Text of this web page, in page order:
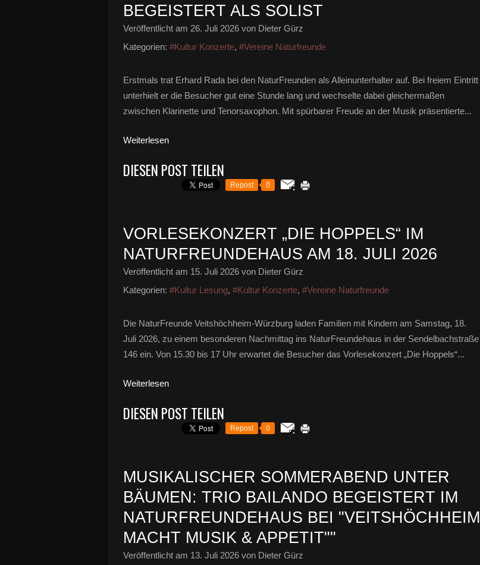
BEGEISTERT ALS SOLIST
Veröffentlicht am 26. Juli 2026 von Dieter Gürz
Kategorien: #Kultur Konzerte, #Vereine Naturfreunde
Erstmals trat Erhard Rada bei den NaturFreunden als Alleinunterhalter auf. Bei freiem Eintritt
unterhielt er die Besucher gut eine Stunde lang und wechselte dabei gleichermaßen
zwischen Klarinette und Tenorsaxophon. Mit spürbarer Freude an der Musik präsentierte...
Weiterlesen
DIESEN POST TEILEN
Repost 0
VORLESEKONZERT „DIE HOPPELS“ IM
NATURFREUNDEHAUS AM 18. JULI 2026
Veröffentlicht am 15. Juli 2026 von Dieter Gürz
Kategorien: #Kultur Lesung, #Kultur Konzerte, #Vereine Naturfreunde
Die NaturFreunde Veitshöchheim-Würzburg laden Familien mit Kindern am Samstag, 18.
Juli 2026, zu einem besonderen Nachmittag ins NaturFreundehaus in der Sendelbachstraße
146 ein. Von 15.30 bis 17 Uhr erwartet die Besucher das Vorlesekonzert „Die Hoppels“...
Weiterlesen
DIESEN POST TEILEN
Repost 0
MUSIKALISCHER SOMMERABEND UNTER
BÄUMEN: TRIO BAILANDO BEGEISTERT IM
NATURFREUNDEHAUS BEI "VEITSHÖCHHEIM
MACHT MUSIK & APPETIT""
Veröffentlicht am 13. Juli 2026 von Dieter Gürz